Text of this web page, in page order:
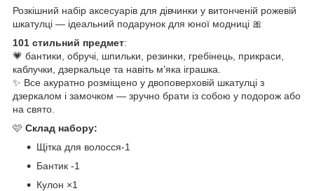
Розкішний набір аксесуарів для дівчинки у витонченій рожевій
шкатулці — ідеальний подарунок для юної модниці 🎀
101 стильний предмет:
💗 бантики, обручі, шпильки, резинки, гребінець, прикраси,
каблучки, дзеркальце та навіть м’яка іграшка.
✨ Все акуратно розміщено у двоповерховій шкатулці з
дзеркалом і замочком — зручно брати із собою у подорож або
на свято.
🩷 Склад набору:
Щітка для волосся-1
Бантик -1
Кулон ×1